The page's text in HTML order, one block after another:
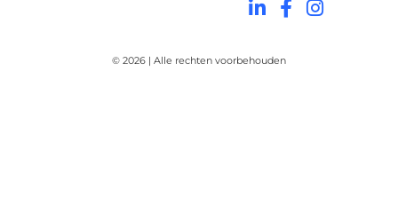
© 2026 | Alle rechten voorbehouden